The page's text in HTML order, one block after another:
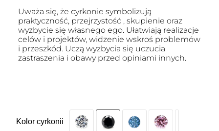
Uważa się, że cyrkonie symbolizują
praktyczność, przejrzystość , skupienie oraz
wyzbycie się własnego ego. Ułatwiają realizacje
celów i projektów, widzenie wskroś problemów
i przeszkód. Uczą wyzbycia się uczucia
zastraszenia i obawy przed opiniami innych.
Kolor cyrkonii